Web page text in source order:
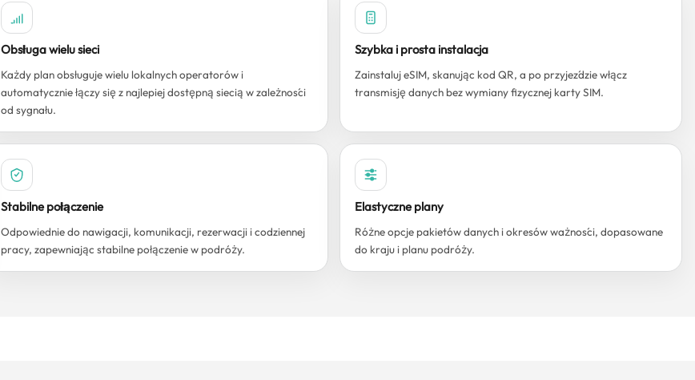
Obsługa wielu sieci
Każdy plan obsługuje wielu lokalnych operatorów i
automatycznie łączy się z najlepiej dostępną siecią w zależności
od sygnału.
Szybka i prosta instalacja
Zainstaluj eSIM, skanując kod QR, a po przyjeździe włącz
transmisję danych bez wymiany fizycznej karty SIM.
Stabilne połączenie
Odpowiednie do nawigacji, komunikacji, rezerwacji i codziennej
pracy, zapewniając stabilne połączenie w podróży.
Elastyczne plany
Różne opcje pakietów danych i okresów ważności, dopasowane
do kraju i planu podróży.